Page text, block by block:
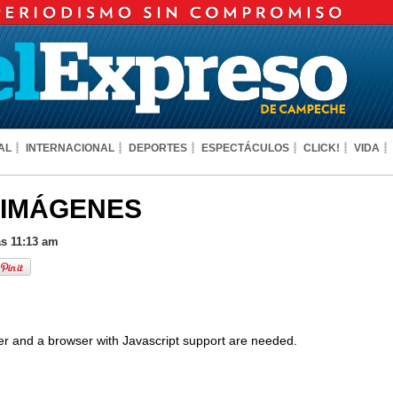
INTERNACIONAL DEPORTES ESPECTÁCULOS CLICK! VIDA
11:13 am
and a browser with Javascript support are needed.